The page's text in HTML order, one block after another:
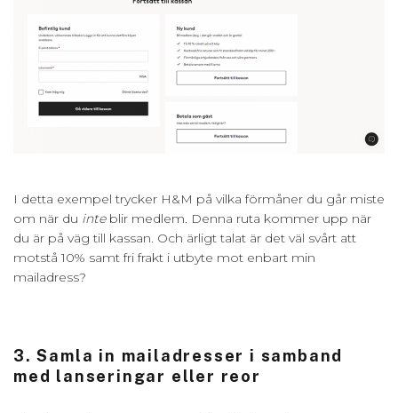
I detta exempel trycker H&M på vilka förmåner du går miste
om när du inte blir medlem. Denna ruta kommer upp när
du är på väg till kassan. Och ärligt talat är det väl svårt att
motstå 10% samt fri frakt i utbyte mot enbart min
mailadress?
3. Samla in mailadresser i samband
med lanseringar eller reor